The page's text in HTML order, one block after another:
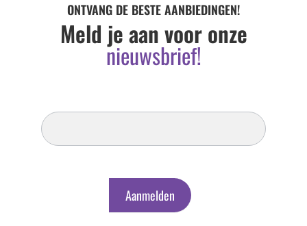
ONTVANG DE BESTE AANBIEDINGEN!
Meld je aan voor onze
nieuwsbrief!
Inschrijven
Nieuwsbrief
Aanmelden